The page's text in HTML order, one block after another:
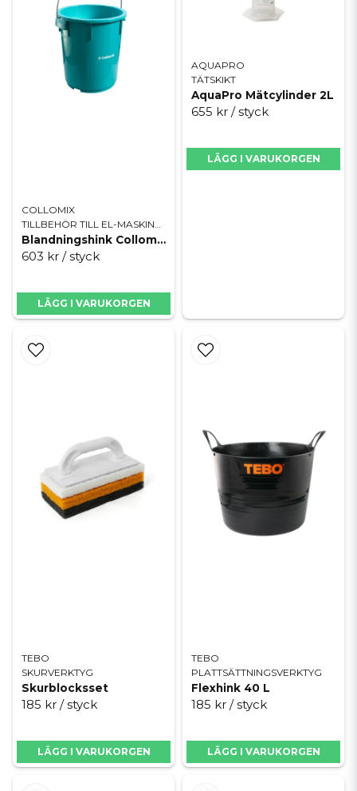
COLLOMIX
TILLBEHÖR TILL EL-MASKINER
Blandningshink Collomix mixTUB
603 kr / styck
LÄGG I VARUKORGEN
AQUAPRO
TÄTSKIKT
AquaPro Mätcylinder 2L
655 kr / styck
LÄGG I VARUKORGEN
TEBO
SKURVERKTYG
Skurblocksset
185 kr / styck
LÄGG I VARUKORGEN
TEBO
PLATTSÄTTNINGSVERKTYG
Flexhink 40 L
185 kr / styck
LÄGG I VARUKORGEN